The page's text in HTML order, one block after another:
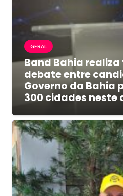
GERAL
Band Bahia
debate entre
Governo da Bahia
300 cidades neste